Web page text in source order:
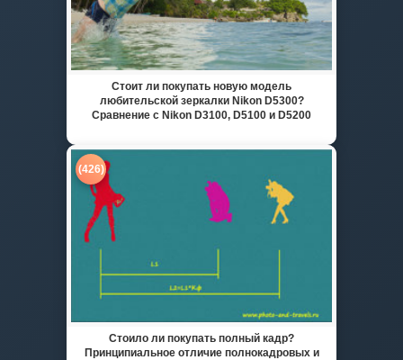
Стоит ли покупать новую модель
любительской зеркалки Nikon D5300?
Сравнение с Nikon D3100, D5100 и D5200
(426)
Стоило ли покупать полный кадр?
Принципиальное отличие полнокадровых и